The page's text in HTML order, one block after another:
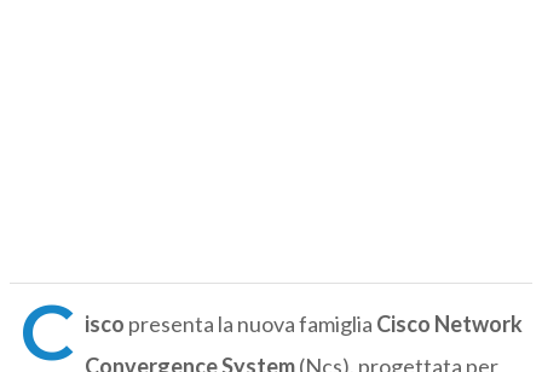
C isco presenta la nuova famiglia Cisco Network
Convergence System(Ncs), progettata per